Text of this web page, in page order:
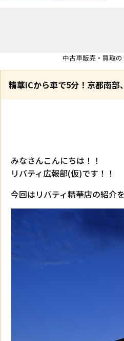
中古車販売・買取の
精華ICから車で5分！京都南部
みなさんこんにちは！！
リバティ広報部(仮)です！！
今回はリバティ精華店の紹介